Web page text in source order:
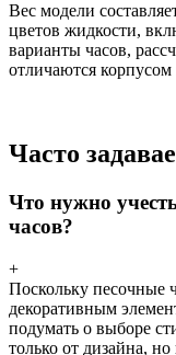
Вес модели
цветов жидкости,
варианты часов,
отличаются
Часто
Что нужно
часов?
+
Поскольку песочные
декоративным
подумать о выборе
только от дизайна,